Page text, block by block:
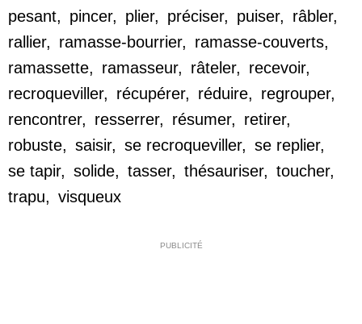
pesant, pincer, plier, préciser, puiser, râbler,
rallier, ramasse-bourrier, ramasse-couverts,
ramassette, ramasseur, râteler, recevoir,
recroqueviller, récupérer, réduire, regrouper,
rencontrer, resserrer, résumer, retirer,
robuste, saisir, se recroqueviller, se replier,
se tapir, solide, tasser, thésauriser, toucher,
trapu, visqueux
PUBLICITÉ